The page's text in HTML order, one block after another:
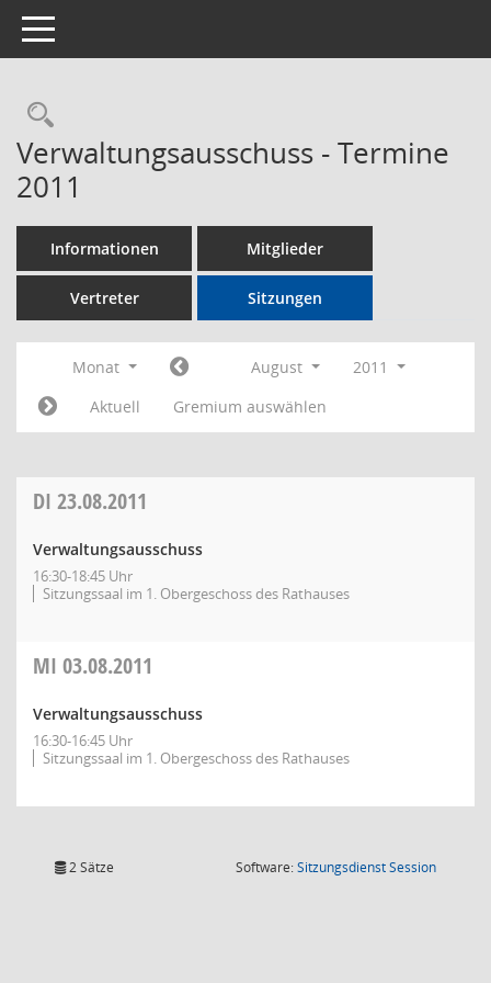
Toggle navigation
Rechercheauswahl
Verwaltungsausschuss - Termine
2011
Informationen Mitglieder
Vertreter Sitzungen
Monat August
2011
Aktuell
Gremium auswählen
DI 23.08.2011
Verwaltungsausschuss
16:30-18:45 Uhr
Sitzungssaal im 1. Obergeschoss des Rathauses
MI 03.08.2011
Verwaltungsausschuss
16:30-16:45 Uhr
Sitzungssaal im 1. Obergeschoss des Rathauses
2 Sätze Software:SitzungsdienstSession(Wird in